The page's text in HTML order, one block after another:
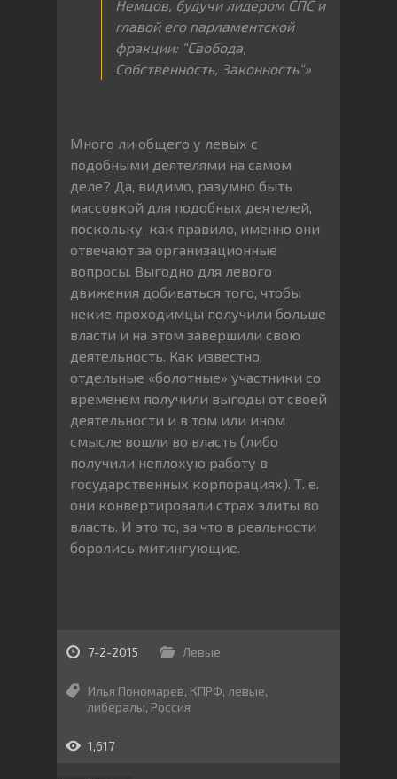
Немцов будучи лидером СПС и
главой его парламентской
фракции: “Свобода
Собственность Законность“»
Много ли общего у левых с
подобными деятелями на самом
деле? Да, видимо, разумно быть
массовкой для подобных деятелей,
поскольку, как правило, именно они
отвечают за организационные
вопросы. Выгодно для левого
движения добиваться того, чтобы
некие проходимцы получили больше
власти и на этом завершили свою
деятельность. Как известно,
отдельные «болотные» участники со
временем получили выгоды от своей
деятельности и в том или ином
смысле вошли во власть (либо
получили неплохую работу в
государственных корпорациях). Т. е.
они конвертировали страх элиты во
власть. И это то, за что в реальности
боролись митингующие.
7-2-2015 Левые
Илья Пономарев, КПРФ, левые,
либералы, Россия
1,617